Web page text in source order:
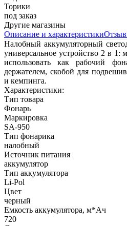
Торики
под заказ
Другие магазины
Описание и характеристики
Налобный аккумуляторный
универсальное устройство 2 в 1:
использовать как рабочий
держателем, скобой для
и кемпинга.
Характеристики:
Тип товара
Фонарь
Маркировка
SA-950
Тип фонарика
налобный
Источник питания
аккумулятор
Тип аккумулятора
Li-Pol
Цвет
черный
Емкость аккумулятора, м*Ач
720